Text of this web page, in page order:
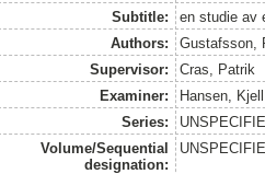
Subtitle:
en studie av
Authors:
Gustafsson,
Supervisor:
Cras, Patrik
Examiner:
Hansen, Kjell
Series:
Volume/Sequential
designation: